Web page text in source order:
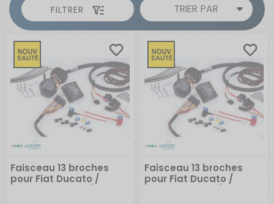
FILTRER TRIER PAR
Faisceau 13 broches
pour Fiat Ducato /
Faisceau 13 broches
pour Fiat Ducato /